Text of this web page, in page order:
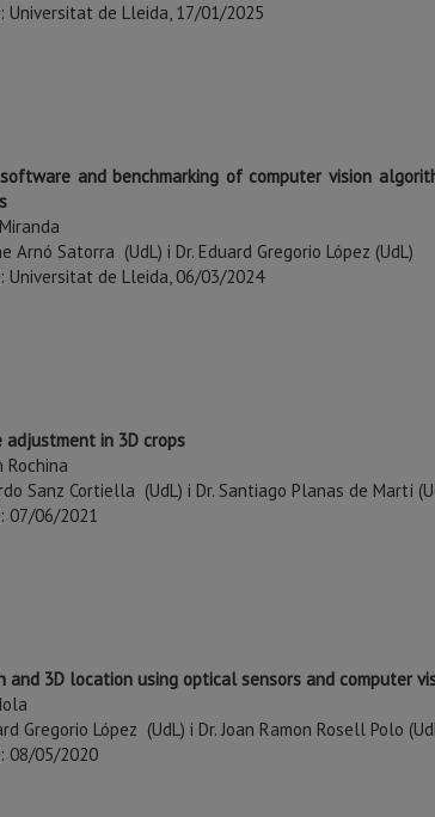
de Lleida, 17/01/2025
and benchmarking of computer vision
Arnó Satorra (UdL) i Dr. Eduard Gregorio López (UdL)
de Lleida, 06/03/2024
adjustment in 3D crops
Rochina
Sanz Cortiella (UdL) i Dr. Santiago Planas de Martí
07/06/2021
and 3D location using optical sensors and computer
Gregorio López (UdL) i Dr. Joan Ramon Rosell Polo
08/05/2020